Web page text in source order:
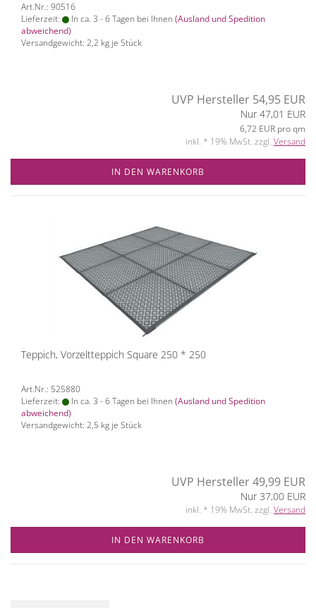
Art.Nr.: 90516
Lieferzeit:
In ca. 3 - 6 Tagen bei Ihnen (Ausland und Spedition
abweichend)
Versandgewicht: 2,2 kg je Stück
UVP Hersteller 54,95 EUR
Nur 47,01 EUR
6,72 EUR pro qm
inkl. * 19% MwSt. zzgl. Versand
IN DEN WARENKORB
Teppich, Vorzeltteppich Square 250 * 250
Art.Nr.: 525880
Lieferzeit:
In ca. 3 - 6 Tagen bei Ihnen (Ausland und Spedition
abweichend)
Versandgewicht: 2,5 kg je Stück
UVP Hersteller 49,99 EUR
Nur 37,00 EUR
inkl. * 19% MwSt. zzgl. Versand
IN DEN WARENKORB